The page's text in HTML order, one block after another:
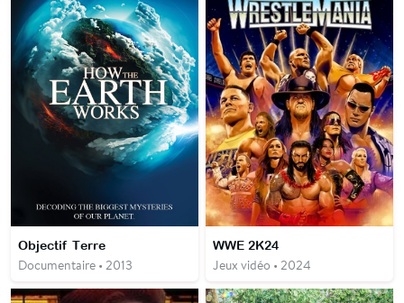
Objectif Terre
Documentaire • 2013
WWE 2K24
Jeux vidéo • 2024